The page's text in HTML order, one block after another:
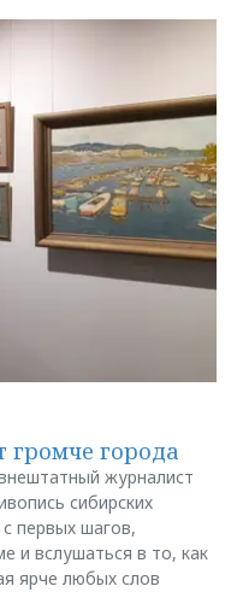
громче города
журналист
сибирских
первых шагов,
и вслушаться в то, как
ярче любых слов